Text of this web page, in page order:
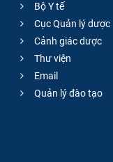
Bộ Y tế
Cục Quản lý dược
Cảnh giác dược
Thư viện
Email
Quản lý đào tạo